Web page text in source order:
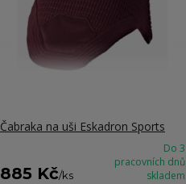
Čabraka na uši Eskadron Sports
885 Kč/ks
Do 3
pracovních dnů
skladem